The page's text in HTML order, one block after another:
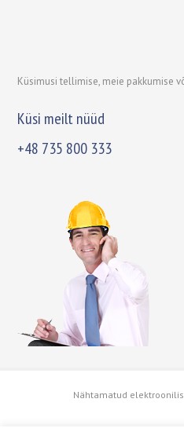
Küsimusi tellimise, meie pakkumise
Küsi meilt nüüd
+48 735 800 333
Nähtamatud